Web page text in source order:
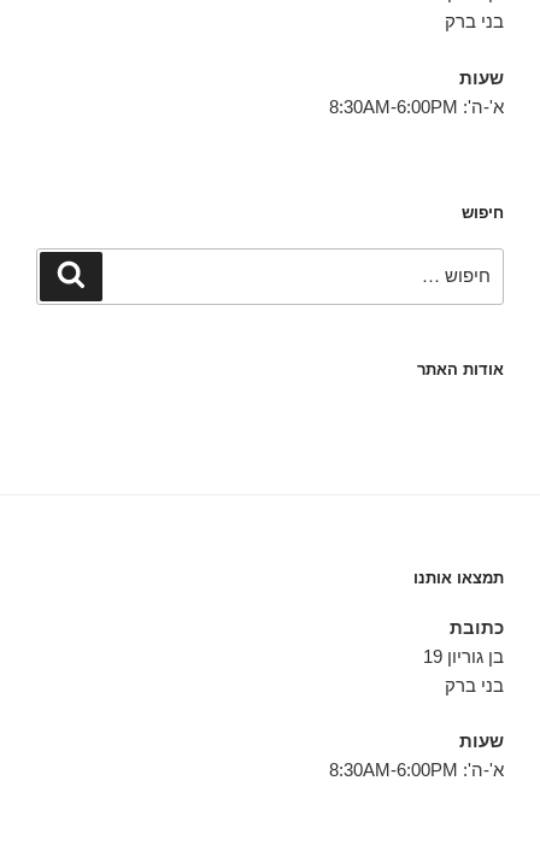
בני ברק
שעות
א'-ה': 8:30AM-6:00PM
חיפוש
חיפוש
אודות האתר
תמצאו אותנו
כתובת
בן גוריון 19
בני ברק
שעות
א'-ה': 8:30AM-6:00PM